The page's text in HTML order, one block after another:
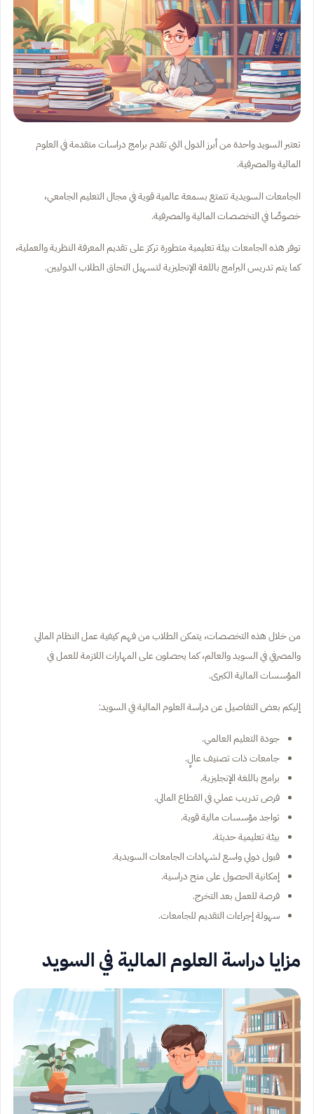
تعتبر السويد واحدة من أبرز الدول التي تقدم برامج دراسات متقدمة في العلوم
المالية والمصرفية.
الجامعات السويدية تتمتع بسمعة عالمية قوية في مجال التعليم الجامعي،
خصوصًا في التخصصات المالية والمصرفية.
توفر هذه الجامعات بيئة تعليمية متطورة تركز على تقديم المعرفة النظرية والعملية،
كما يتم تدريس البرامج باللغة الإنجليزية لتسهيل التحاق الطلاب الدوليين.
من خلال هذه التخصصات، يتمكن الطلاب من فهم كيفية عمل النظام المالي
والمصرفي في السويد والعالم، كما يحصلون على المهارات اللازمة للعمل في
المؤسسات المالية الكبرى.
إليكم بعض التفاصيل عن دراسة العلوم المالية في السويد:
جودة التعليم العالمي.
جامعات ذات تصنيف عالٍ.
برامج باللغة الإنجليزية.
فرص تدريب عملي في القطاع المالي.
تواجد مؤسسات مالية قوية.
بيئة تعليمية حديثة.
قبول دولي واسع لشهادات الجامعات السويدية.
إمكانية الحصول على منح دراسية.
فرصة للعمل بعد التخرج.
سهولة إجراءات التقديم للجامعات.
مزايا دراسة العلوم المالية في السويد